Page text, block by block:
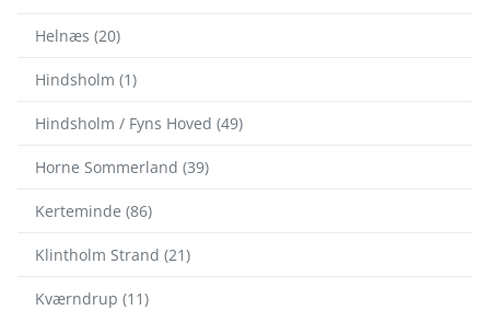
Helnæs (20)
Hindsholm (1)
Hindsholm / Fyns Hoved (49)
Horne Sommerland (39)
Kerteminde (86)
Klintholm Strand (21)
Kværndrup (11)